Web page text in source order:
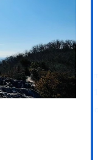
wp-hajime2021/
themes/wp-
にする" class="imgBk"